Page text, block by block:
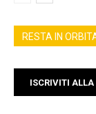
RESTA IN
ISCRIVITI ALLA